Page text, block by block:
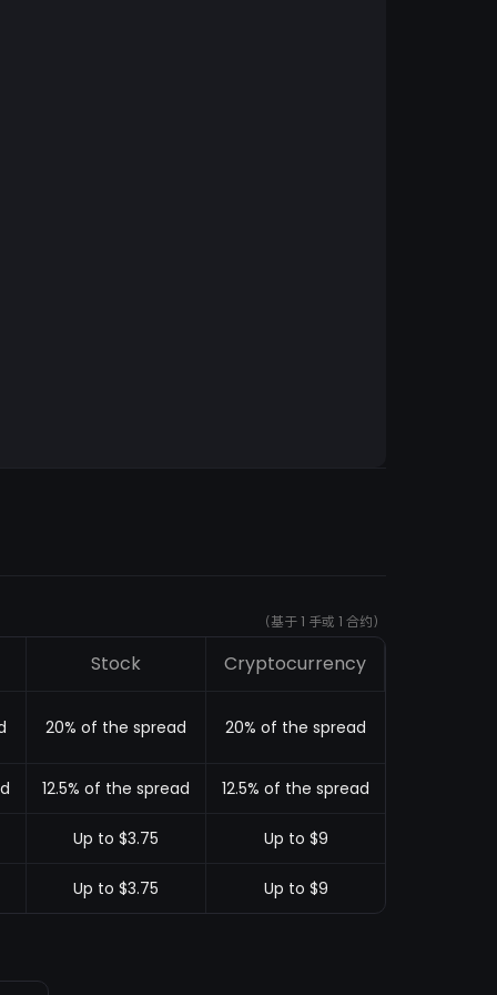
（基于 1 手或 1 合约）
Stock Cryptocurrency
20% of the spread 20% of the spread
12.5% of the spread 12.5% of the spread
Up to $3.75 Up to $9
Up to $3.75 Up to $9